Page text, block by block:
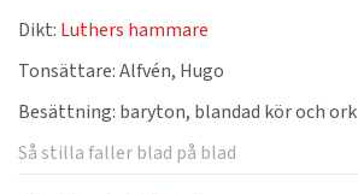
Dikt: Luthers hammare
Tonsättare:Alfvén, Hugo
Besättning: baryton, blandad kör och ork
Så stilla faller blad på blad